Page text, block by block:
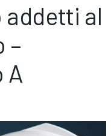
addetti al
–
A